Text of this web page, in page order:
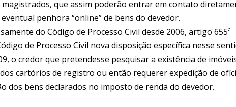
que assim poderão entrar em contato
penhora “online” de bens do devedor.
do Código de Processo Civil desde 2006, artigo 655ª
de Processo Civil nova disposição específica nesse
o credor que pretendesse pesquisar a existência de
cartórios de registro ou então requerer expedição de
dos bens declarados no imposto de renda do devedor.